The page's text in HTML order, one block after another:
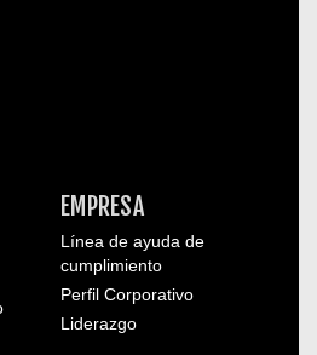
EMPRESA
Línea de ayuda de
cumplimiento
Perfil Corporativo
Liderazgo